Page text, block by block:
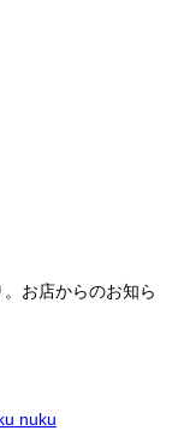
お店からのお知ら
nuku